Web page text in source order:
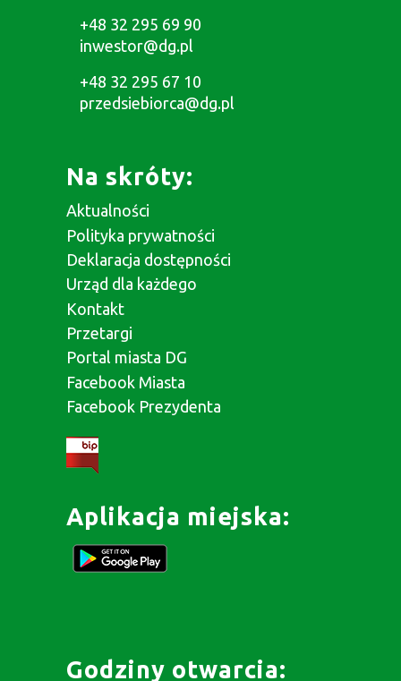
+48 32 295 69 90
inwestor@dg.pl
+48 32 295 67 10
przedsiebiorca@dg.pl
Na skróty:
Aktualności
Polityka prywatności
Deklaracja dostępności
Urząd dla każdego
Kontakt
Przetargi
Portal miasta DG
Facebook Miasta
Facebook Prezydenta
Aplikacja miejska:
Godziny otwarcia: